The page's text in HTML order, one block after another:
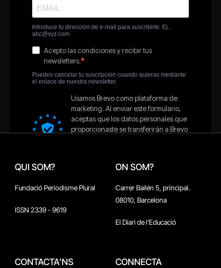
QUI SOM?
Fundació Periodisme Plural
ISSN 2339 - 9619
ON SOM?
Carrer Bailén 5, principal.
08010, Barcelona
El Diari de l'Educació
CONTACTA'NS CONNECTA